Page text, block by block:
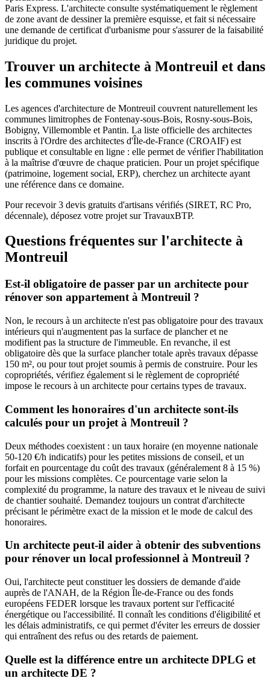
Paris Express. L'architecte consulte systématiquement le règlement
de zone avant de dessiner la première esquisse, et fait si nécessaire
une demande de certificat d'urbanisme pour s'assurer de la faisabilité
juridique du projet.
Trouver un architecte à Montreuil et dans
les communes voisines
Les agences d'architecture de Montreuil couvrent naturellement les
communes limitrophes de Fontenay-sous-Bois, Rosny-sous-Bois,
Bobigny, Villemomble et Pantin. La liste officielle des architectes
inscrits à l'Ordre des architectes d'Île-de-France (CROAIF) est
publique et consultable en ligne : elle permet de vérifier l'habilitation
à la maîtrise d'œuvre de chaque praticien. Pour un projet spécifique
(patrimoine, logement social, ERP), cherchez un architecte ayant
une référence dans ce domaine.
Pour recevoir 3 devis gratuits d'artisans vérifiés (SIRET, RC Pro,
décennale), déposez votre projet sur TravauxBTP.
Questions fréquentes sur l'architecte à
Montreuil
Est-il obligatoire de passer par un architecte pour
rénover son appartement à Montreuil ?
Non, le recours à un architecte n'est pas obligatoire pour des travaux
intérieurs qui n'augmentent pas la surface de plancher et ne
modifient pas la structure de l'immeuble. En revanche, il est
obligatoire dès que la surface plancher totale après travaux dépasse
150 m², ou pour tout projet soumis à permis de construire. Pour les
copropriétés, vérifiez également si le règlement de copropriété
impose le recours à un architecte pour certains types de travaux.
Comment les honoraires d'un architecte sont-ils
calculés pour un projet à Montreuil ?
Deux méthodes coexistent : un taux horaire (en moyenne nationale
50-120 €/h indicatifs) pour les petites missions de conseil, et un
forfait en pourcentage du coût des travaux (généralement 8 à 15 %)
pour les missions complètes. Ce pourcentage varie selon la
complexité du programme, la nature des travaux et le niveau de suivi
de chantier souhaité. Demandez toujours un contrat d'architecte
précisant le périmètre exact de la mission et le mode de calcul des
honoraires.
Un architecte peut-il aider à obtenir des subventions
pour rénover un local professionnel à Montreuil ?
Oui, l'architecte peut constituer les dossiers de demande d'aide
auprès de l'ANAH, de la Région Île-de-France ou des fonds
européens FEDER lorsque les travaux portent sur l'efficacité
énergétique ou l'accessibilité. Il connaît les conditions d'éligibilité et
les délais administratifs, ce qui permet d'éviter les erreurs de dossier
qui entraînent des refus ou des retards de paiement.
Quelle est la différence entre un architecte DPLG et
un architecte DE ?